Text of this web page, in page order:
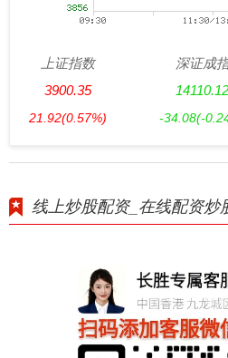
上证指数
3900.35
21.92(0.57%)
深证成
14110.12
-34.08(-
线上炒股配资_在线配资炒